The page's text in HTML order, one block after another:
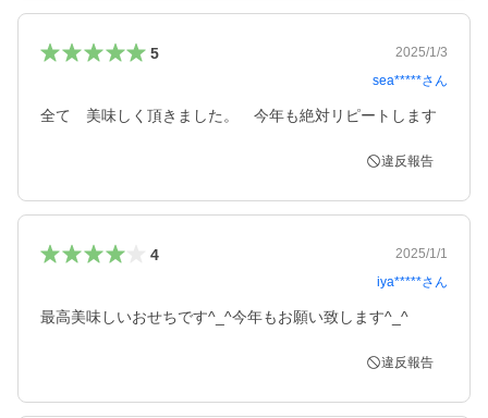
5
2025/1/3
sea*****さん
全て　美味しく頂きました。　今年も絶対リピートします
違反報告
4
2025/1/1
iya*****さん
最高美味しいおせちです^_^今年もお願い致します^_^
違反報告